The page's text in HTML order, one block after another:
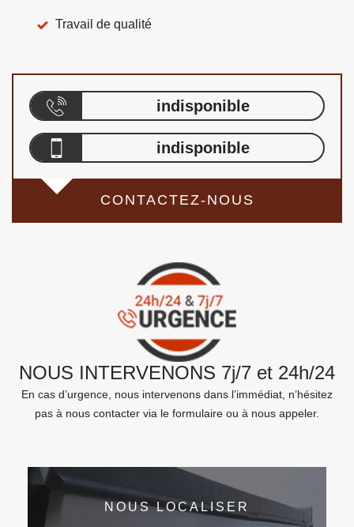
Travail de qualité
indisponible
indisponible
CONTACTEZ-NOUS
NOUS INTERVENONS 7j/7 et 24h/24
En cas d’urgence, nous intervenons dans l’immédiat, n’hésitez
pas à nous contacter via le formulaire ou à nous appeler.
NOUS LOCALISER